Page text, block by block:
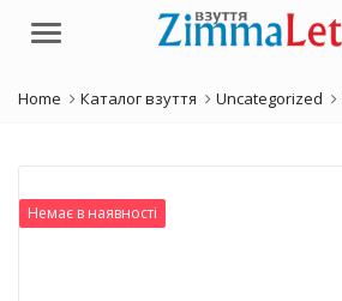
Menu
Home Каталог взуття Uncategorized
Немає в наявності